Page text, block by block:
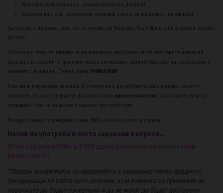
Улеснено изпълнение на сложни магнитни дизайни.
Идеален както за класически маникюр, така и за маникюр с декорации.
Разгледайте пълната гама от гел лакове на Magnetic Nails Nederland в нашия онлайн
каталог
Цялата ни гама от цветове са дизайнерски, подбрани са от световните имена на
бранда, със следните критерии: лесна апликация, трайни, безопастни, съобразени с
модните тенденции. С една дума УНИКАЛНИ!
Това не е поредната реклама. Достатъчно е да пробвате само веднъж нашите
продукти, за да се уверите в доказаното им високо качество . Ако искате сами да
проверите това се свържете с нашите дистрибутори
Намерете нашите продукти в над 1500 салона в цялата страна.
Начин на употреба и често задавани въпроси...
*Поради динамиката на продажбите е възможно някои продукти,
фигуриращи на сайта като налични, към момента на приемане на
поръчката да бъдат изчерпани и да не могат да бъдат доставени